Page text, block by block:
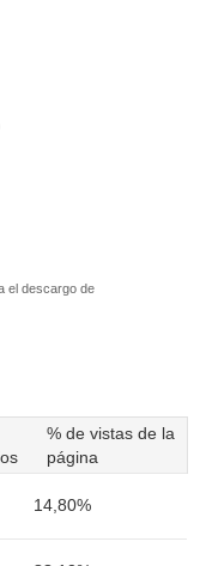
el descargo de
% de vistas de la
página
14,80%